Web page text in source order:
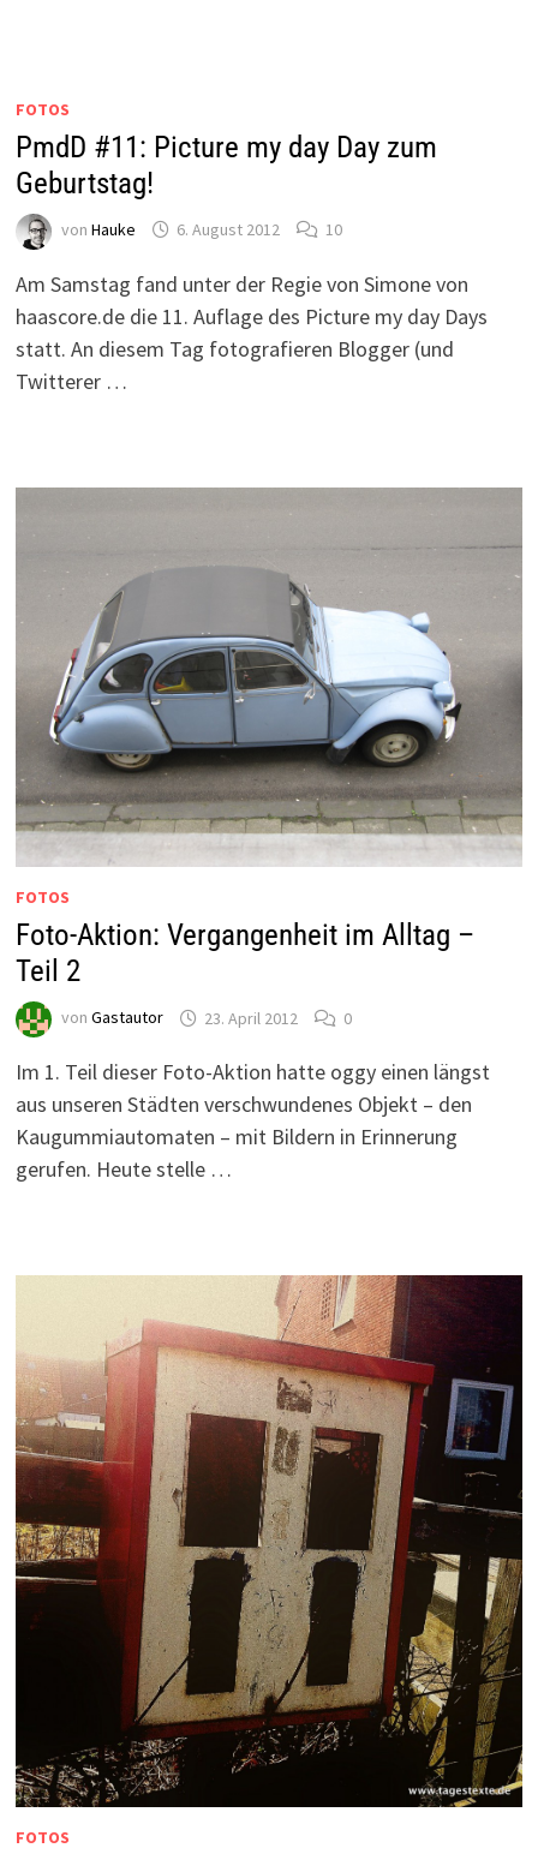
FOTOS
PmdD #11: Picture my day Day zum
Geburtstag!
von Hauke 6. August 2012 10
Am Samstag fand unter der Regie von Simone von
haascore.de die 11. Auflage des Picture my day Days
statt. An diesem Tag fotografieren Blogger (und
Twitterer …
FOTOS
Foto-Aktion: Vergangenheit im Alltag –
Teil 2
von Gastautor 23. April 2012 0
Im 1. Teil dieser Foto-Aktion hatte oggy einen längst
aus unseren Städten verschwundenes Objekt – den
Kaugummiautomaten – mit Bildern in Erinnerung
gerufen. Heute stelle …
FOTOS